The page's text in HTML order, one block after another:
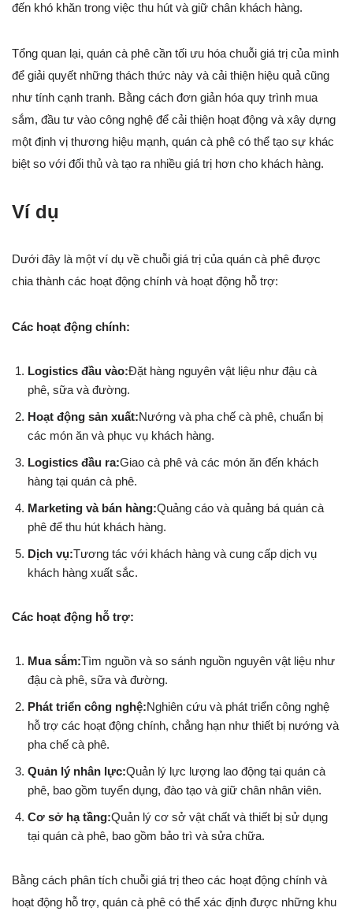
đến khó khăn trong việc thu hút và giữ chân khách hàng.
Tổng quan lại, quán cà phê cần tối ưu hóa chuỗi giá trị của mình
để giải quyết những thách thức này và cải thiện hiệu quả cũng
như tính cạnh tranh. Bằng cách đơn giản hóa quy trình mua
sắm, đầu tư vào công nghệ để cải thiện hoạt động và xây dựng
một định vị thương hiệu mạnh, quán cà phê có thể tạo sự khác
biệt so với đối thủ và tạo ra nhiều giá trị hơn cho khách hàng.
Ví dụ
Dưới đây là một ví dụ về chuỗi giá trị của quán cà phê được
chia thành các hoạt động chính và hoạt động hỗ trợ:
Các hoạt động chính:
Logistics đầu vào:Đặt hàng nguyên vật liệu như đậu cà
phê, sữa và đường.
Hoạt động sản xuất:Nướng và pha chế cà phê, chuẩn bị
các món ăn và phục vụ khách hàng.
Logistics đầu ra:Giao cà phê và các món ăn đến khách
hàng tại quán cà phê.
Marketing và bán hàng:Quảng cáo và quảng bá quán cà
phê để thu hút khách hàng.
Dịch vụ:Tương tác với khách hàng và cung cấp dịch vụ
khách hàng xuất sắc.
Các hoạt động hỗ trợ:
Mua sắm:Tìm nguồn và so sánh nguồn nguyên vật liệu như
đậu cà phê, sữa và đường.
Phát triển công nghệ:Nghiên cứu và phát triển công nghệ
hỗ trợ các hoạt động chính, chẳng hạn như thiết bị nướng và
pha chế cà phê.
Quản lý nhân lực:Quản lý lực lượng lao động tại quán cà
phê, bao gồm tuyển dụng, đào tạo và giữ chân nhân viên.
Cơ sở hạ tầng:Quản lý cơ sở vật chất và thiết bị sử dụng
tại quán cà phê, bao gồm bảo trì và sửa chữa.
Bằng cách phân tích chuỗi giá trị theo các hoạt động chính và
hoạt động hỗ trợ, quán cà phê có thể xác định được những khu